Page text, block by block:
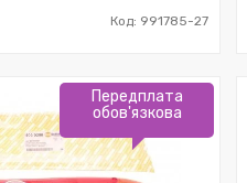
Код: 991785-27
Передплата
обов'язкова